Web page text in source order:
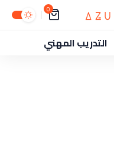
0
التدريب المهني